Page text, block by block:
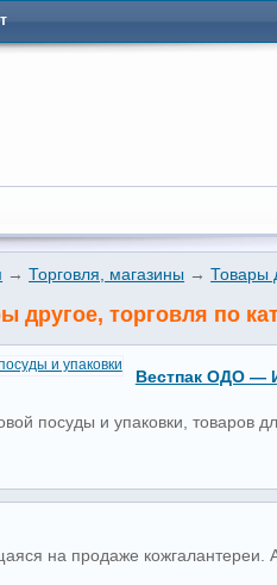
→Торговля, магазины →Товары
другое, торговля по
Вестпак ОДО —
посуды и упаковки, товаров
на продаже кожгалантереи.